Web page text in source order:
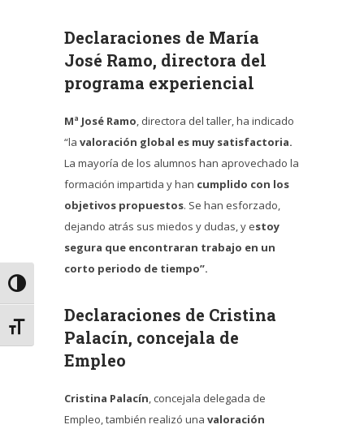
Alternar alto contraste
Alternar tamaño de letra
Declaraciones de María
José Ramo, directora del
programa experiencial
Mª José Ramo, directora del taller, ha indicado
“la valoración global es muy satisfactoria.
La mayoría de los alumnos han aprovechado la
formación impartida y han cumplido con los
objetivos propuestos. Se han esforzado,
dejando atrás sus miedos y dudas, y estoy
segura que encontraran trabajo en un
corto periodo de tiempo”.
Declaraciones de Cristina
Palacín, concejala de
Empleo
Cristina Palacín, concejala delegada de
Empleo, también realizó una valoración